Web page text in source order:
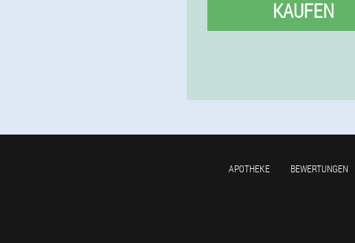
KAUFEN
APOTHEKE BEWERTUNGEN